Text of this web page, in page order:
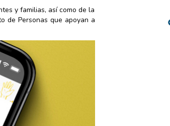
y familias, así como de la
de Personas que apoyan a